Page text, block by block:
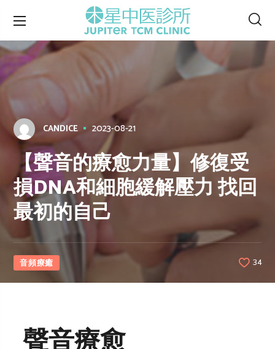
CANDICE 2023-08-21
【聲音的療愈力量】修復受
損DNA和細胞緩解壓力 找回
最初的自己
⾳頻療癒 34